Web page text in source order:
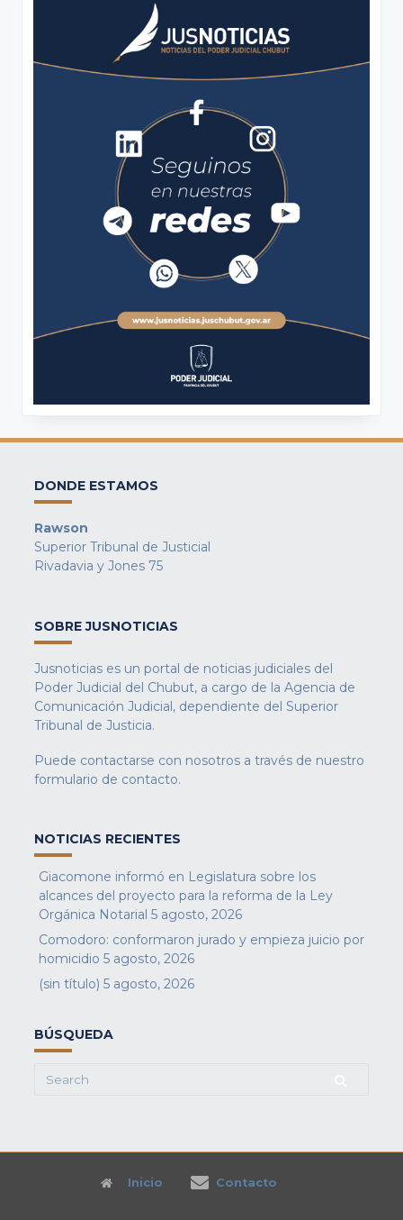
DONDE ESTAMOS
Rawson
Superior Tribunal de Justicial
Rivadavia y Jones 75
SOBRE JUSNOTICIAS
Jusnoticias es un portal de noticias judiciales del
Poder Judicial del Chubut, a cargo de la Agencia de
Comunicación Judicial, dependiente del Superior
Tribunal de Justicia.
Puede contactarse con nosotros a través de nuestro
formulario de contacto.
NOTICIAS RECIENTES
Giacomone informó en Legislatura sobre los
alcances del proyecto para la reforma de la Ley
Orgánica Notarial 5 agosto, 2026
Comodoro: conformaron jurado y empieza juicio por
homicidio 5 agosto, 2026
(sin título) 5 agosto, 2026
BÚSQUEDA
Search
Inicio Contacto